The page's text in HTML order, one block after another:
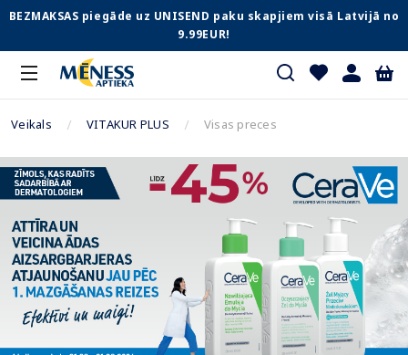
BEZMAKSAS piegāde uz UNISEND paku skapjiem visā Latvijā no
9.99EUR!
Veikals VITAKUR PLUS Visas preces